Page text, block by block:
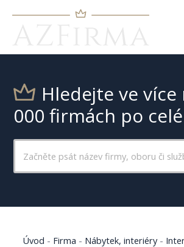
Hledejte ve více
000 firmách po celé
Úvod - Firma - Nábytek, interiéry-